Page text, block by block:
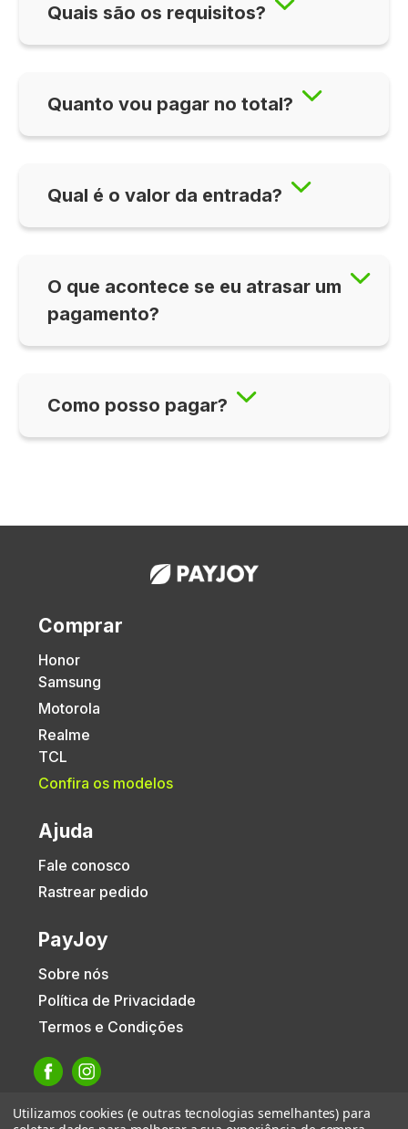
Quais são os requisitos?
Quanto vou pagar no total?
Qual é o valor da entrada?
O que acontece se eu atrasar um
pagamento?
Como posso pagar?
Comprar
Honor
Samsung
Motorola
Realme
TCL
Confira os modelos
Ajuda
Fale conosco
Rastrear pedido
PayJoy
Sobre nós
Política de Privacidade
Termos e Condições
Utilizamos cookies (e outras tecnologias semelhantes) para